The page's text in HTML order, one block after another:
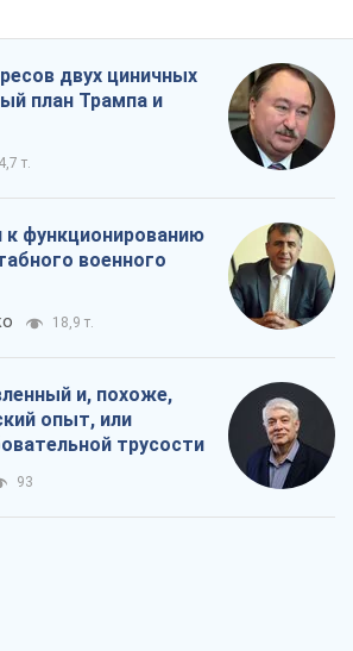
двух циничных
план Трампа и
т.
к функционированию
военного
18,9 т.
и, похоже,
опыт, или
трусости
93